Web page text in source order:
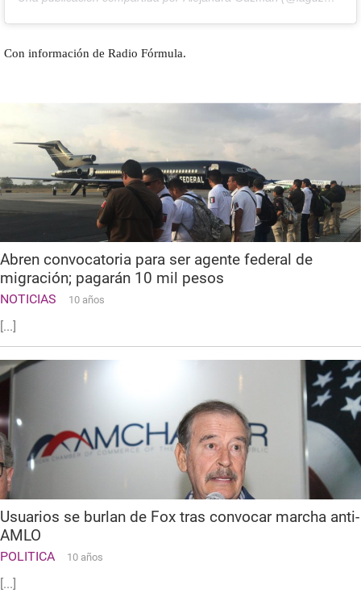
Con información de Radio Fórmula.
Abren convocatoria para ser agente federal de
migración; pagarán 10 mil pesos
NOTICIAS 10 años
[...]
Usuarios se burlan de Fox tras convocar marcha anti-
AMLO
POLITICA 10 años
[...]